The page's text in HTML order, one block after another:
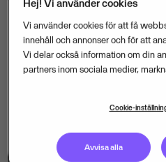
internetbaserade lösningar
procent jämfört med
1 516 miljoner norska kronor
motsvarande period i fjol.
procent. Översatt till svensk
Hej! Vi använder cookies
Vi använder cookies för att få
innehåll och annonser och för att
Vi delar också information om din
partners inom sociala medier,
Cookie-
Avvisa alla